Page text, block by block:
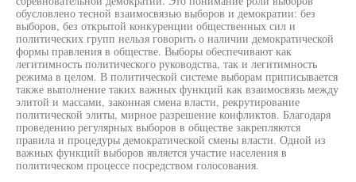
обусловлено тесной взаимосвязью выборов и демократии: без
выборов, без открытой конкуренции общественных сил и
политических групп нельзя говорить о наличии демократической
формы правления в обществе. Выборы обеспечивают как
легитимность политического руководства, так и легитимность
режима в целом. В политической системе выборам приписывается
также выполнение таких важных функций как взаимосвязь между
элитой и массами, законная смена власти, рекрутирование
политической элиты, мирное разрешение конфликтов. Благодаря
проведению регулярных выборов в обществе закрепляются
правила и процедуры демократической смены власти. Одной из
важных функций выборов является участие населения в
политическом процессе посредством голосования.